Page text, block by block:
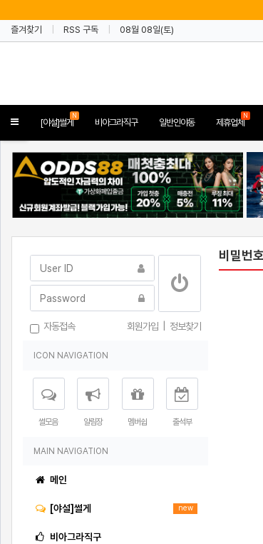
즐겨찾기
RSS 구독 08월 08일(토)
Toggle[야설]썰게
N
비아그라직구 일반인야동 제휴업체
N
비밀번호
자동접속 회원가입 정보찾기
ICON NAVIGATION
썰모음 알림장 멤버쉽 출석부
MAIN NAVIGATION
메인
[야설]썰게 new
비아그라직구